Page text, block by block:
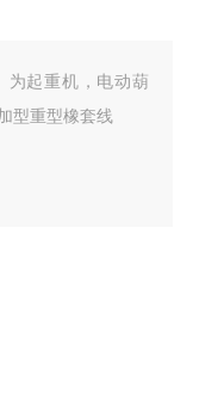
为起重机，电动葫
型重型橡套线